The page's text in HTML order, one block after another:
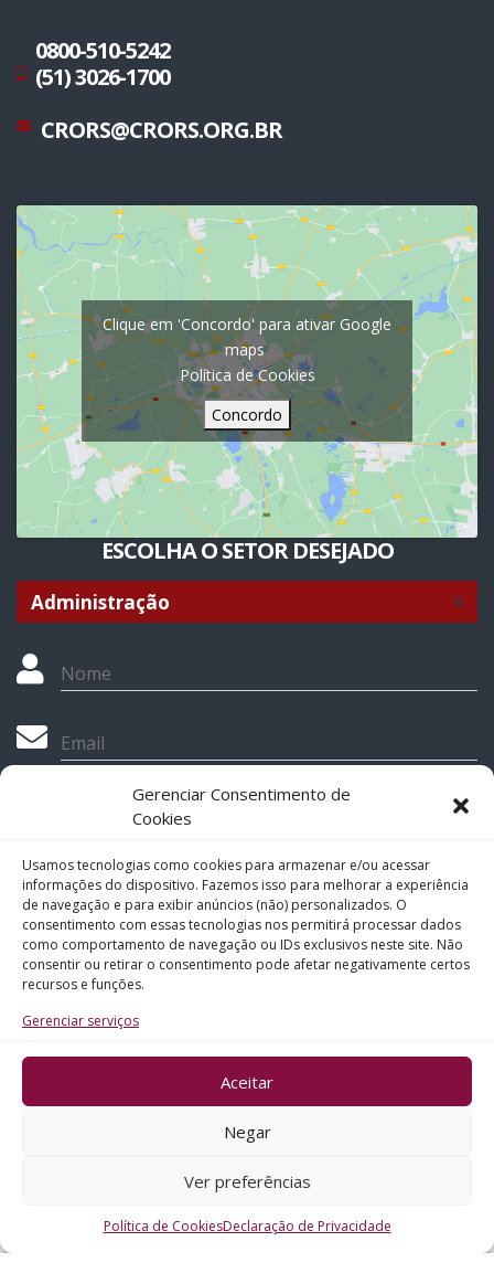
Gerenciar Consentimento de
Cookies
Usamos tecnologias como cookies para armazenar e/ou acessar
informações do dispositivo. Fazemos isso para melhorar a experiência
de navegação e para exibir anúncios (não) personalizados. O
consentimento com essas tecnologias nos permitirá processar dados
como comportamento de navegação ou IDs exclusivos neste site. Não
consentir ou retirar o consentimento pode afetar negativamente certos
recursos e funções.
Gerenciar serviços
Aceitar
Negar
Ver preferências
Política de CookiesDeclaração de Privacidade
0800-510-5242
(51) 3026-1700
CRORS@CRORS.ORG.BR
Clique em 'Concordo' para ativar Google
maps
Política de Cookies
Concordo
ESCOLHA O SETOR DESEJADO
Nome
Email
Telefone
Assunto
Mensagem